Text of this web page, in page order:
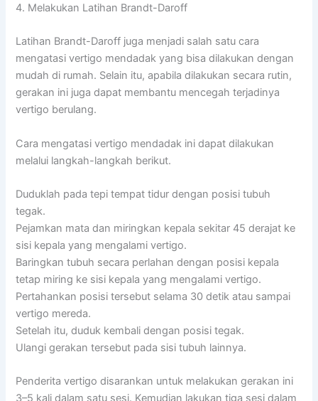
4. Melakukan Latihan Brandt-Daroff
Latihan Brandt-Daroff juga menjadi salah satu cara
mengatasi vertigo mendadak yang bisa dilakukan dengan
mudah di rumah. Selain itu, apabila dilakukan secara rutin,
gerakan ini juga dapat membantu mencegah terjadinya
vertigo berulang.
Cara mengatasi vertigo mendadak ini dapat dilakukan
melalui langkah-langkah berikut.
Duduklah pada tepi tempat tidur dengan posisi tubuh
tegak.
Pejamkan mata dan miringkan kepala sekitar 45 derajat ke
sisi kepala yang mengalami vertigo.
Baringkan tubuh secara perlahan dengan posisi kepala
tetap miring ke sisi kepala yang mengalami vertigo.
Pertahankan posisi tersebut selama 30 detik atau sampai
vertigo mereda.
Setelah itu, duduk kembali dengan posisi tegak.
Ulangi gerakan tersebut pada sisi tubuh lainnya.
Penderita vertigo disarankan untuk melakukan gerakan ini
3–5 kali dalam satu sesi. Kemudian lakukan tiga sesi dalam